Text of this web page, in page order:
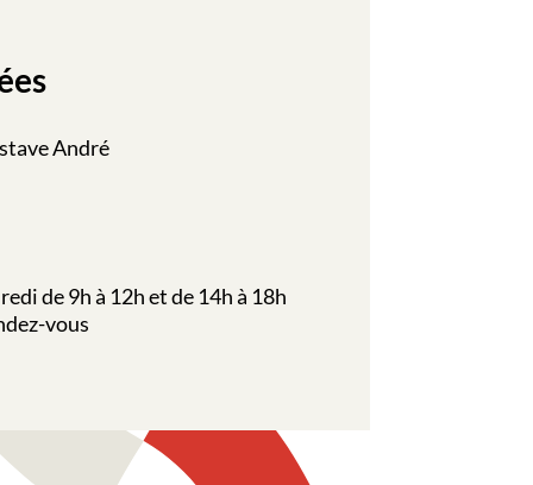
André
de 9h à 12h et de 14h à 18h
vous